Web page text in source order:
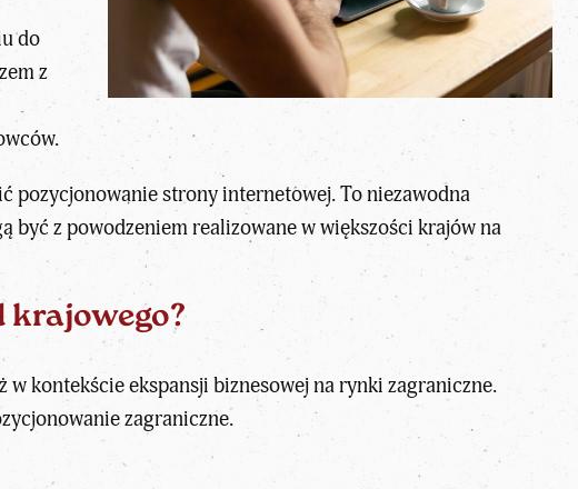
do
z
pozycjonowanie strony internetowej. To niezawodna
być z powodzeniem realizowane w większości krajów na
krajowego?
kontekście ekspansji biznesowej na rynki zagraniczne.
zagraniczne.